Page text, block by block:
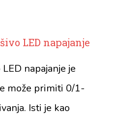
LED napajanje
napajanje je
može primiti 0/1-
Isti je kao